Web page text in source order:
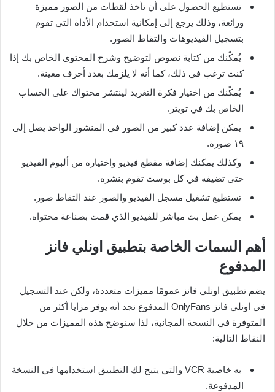
تستطيع الحصول على أن تأخذ لقطات من الصور مميزة
ورائعة، وذلك يرجع إلى إمكانية استخدام الأداة التي تقوم
بتسجيل الفيديوهات والتقاط الصور.
يُمكّنك من كتابة نصوص لتوضيح وشرح المحتوى الخاص بك إذا
كنت ترغب في ذلك، كما أنه لا يلزمك بعدد أحرف معينة.
يُمكّنك من اختيار فكرة التغريد لينتشر محتواك على الحساب
الخاص بك في تويتر.
يمكن إضافة عدد كبير من الصور في المنشور الواحد يصل إلى
١٩ صورة.
وكذلك يمكنك إضافة مقطع فيديو واختياره من ألبوم الفيديو
حتى تضيفه في كل بوست تقوم بنشره.
تستطيع تشغيل مسجل الفيديو والصور عند التقاط صور.
يمكن عمل بث مباشر للفيديو الذي قمت بصناعة محتواه.
أهم السمات الخاصة بتطبيق اونلي فانز
المدفوع
يضم تطبيق اونلي فانز عمومًا مميزات متعددة، ولكن عند التسجيل
في اونلي فانز OnlyFans المدفوع نجد أنه يوفر مزايا أكثر من
المتوفرة في النسخة المجانية، لذا سنوضح هذه المميزات من خلال
النقاط التالية:
به خاصية VCR والتي يتيح لك التطبيق استخدامها في النسخة
المدفوعة.